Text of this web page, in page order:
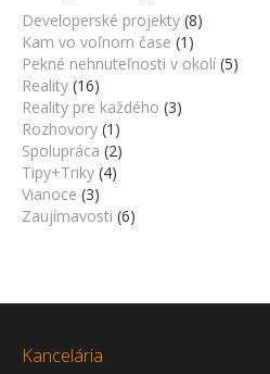
Developerské projekty (8)
Kam vo voľnom čase (1)
Pekné nehnuteľnosti v okolí (5)
Reality (16)
Reality pre každého (3)
Rozhovory (1)
Spolupráca (2)
Tipy+Triky (4)
Vianoce (3)
Zaujímavosti (6)
Kancelária